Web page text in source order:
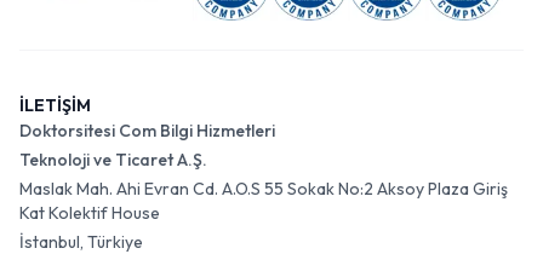
İLETİŞİM
Doktorsitesi Com Bilgi Hizmetleri
Teknoloji ve Ticaret A.Ş.
Maslak Mah. Ahi Evran Cd. A.O.S 55 Sokak No:2 Aksoy Plaza Giriş
Kat Kolektif House
İstanbul, Türkiye